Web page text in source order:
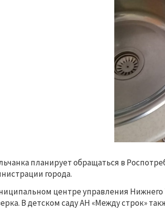
планирует обращаться в
города.
центре управления Нижнего
В детском саду АН «Между строк»